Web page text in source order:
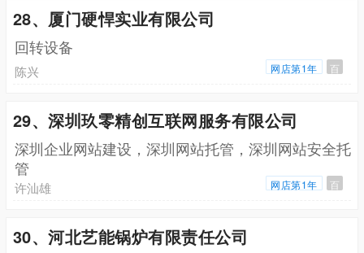
28、厦门硬悍实业有限公司
回转设备
陈兴 网店第1年 百
29、深圳玖零精创互联网服务有限公司
深圳企业网站建设，深圳网站托管，深圳网站安全托
管
许汕雄 网店第1年 百
30、河北艺能锅炉有限责任公司